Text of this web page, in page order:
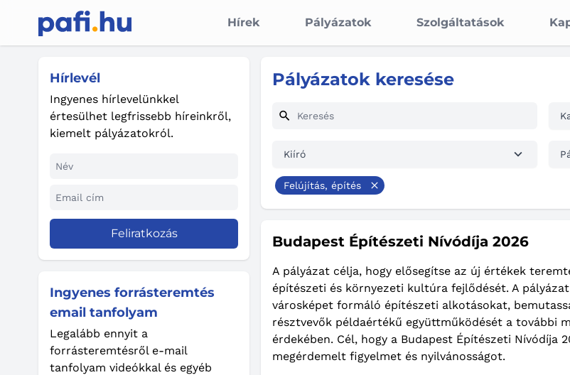
Hírek Pályázatok Szolgáltatások
Hírlevél
Ingyenes hírlevelünkkel
értesülhet legfrissebb híreinkről,
kiemelt pályázatokról.
Feliratkozás
Ingyenes forrásteremtés
email tanfolyam
Legalább ennyit a
forrásteremtésről e-mail
tanfolyam videókkal és egyéb
Pályázatok keresése
Kiíró
Felújítás, építés
Budapest Építészeti Nívódíja 2026
A pályázat célja, hogy elősegítse az új értékek
építészeti és környezeti kultúra fejlődését. A
városképet formáló építészeti alkotásokat,
résztvevők példaértékű együttműködését a további
érdekében. Cél, hogy a Budapest Építészeti Nívódíja
megérdemelt figyelmet és nyilvánosságot.